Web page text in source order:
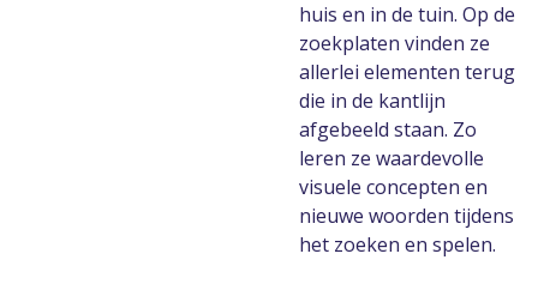
huis en in de tuin. Op de
zoekplaten vinden ze
allerlei elementen terug
die in de kantlijn
afgebeeld staan. Zo
leren ze waardevolle
visuele concepten en
nieuwe woorden tijdens
het zoeken en spelen.